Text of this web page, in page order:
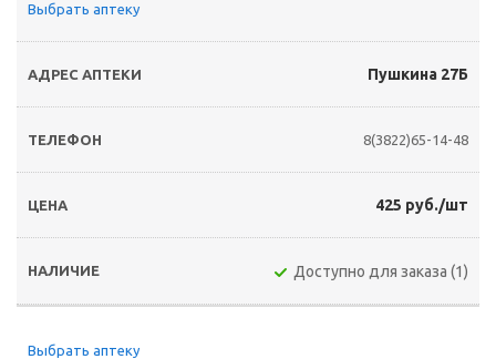
Выбрать аптеку
Пушкина 27Б
8(3822)65-14-48
425 руб./шт
Доступно для заказа (1)
Выбрать аптеку